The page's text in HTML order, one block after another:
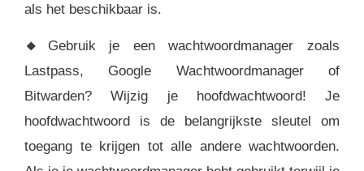
als het beschikbaar is.
🔸 Gebruik je een wachtwoordmanager zoals
Lastpass, Google Wachtwoordmanager of
Bitwarden? Wijzig je hoofdwachtwoord! Je
hoofdwachtwoord is de belangrijkste sleutel om
toegang te krijgen tot alle andere wachtwoorden.